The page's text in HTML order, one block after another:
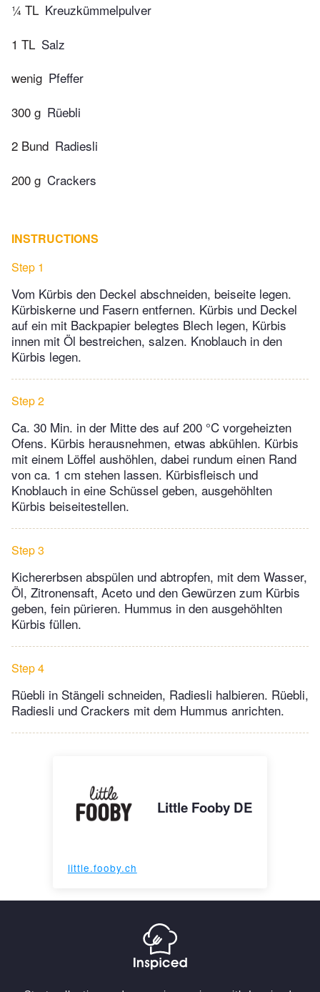
¼ TL Kreuzkümmelpulver
1 TL Salz
wenig Pfeffer
300 g Rüebli
2 Bund Radiesli
200 g Crackers
INSTRUCTIONS
Step 1
Vom Kürbis den Deckel abschneiden, beiseite legen.
Kürbiskerne und Fasern entfernen. Kürbis und Deckel
auf ein mit Backpapier belegtes Blech legen, Kürbis
innen mit Öl bestreichen, salzen. Knoblauch in den
Kürbis legen.
Step 2
Ca. 30 Min. in der Mitte des auf 200 °C vorgeheizten
Ofens. Kürbis herausnehmen, etwas abkühlen. Kürbis
mit einem Löffel aushöhlen, dabei rundum einen Rand
von ca. 1 cm stehen lassen. Kürbisfleisch und
Knoblauch in eine Schüssel geben, ausgehöhlten
Kürbis beiseitestellen.
Step 3
Kichererbsen abspülen und abtropfen, mit dem Wasser,
Öl, Zitronensaft, Aceto und den Gewürzen zum Kürbis
geben, fein pürieren. Hummus in den ausgehöhlten
Kürbis füllen.
Step 4
Rüebli in Stängeli schneiden, Radiesli halbieren. Rüebli,
Radiesli und Crackers mit dem Hummus anrichten.
Little Fooby DE
little.fooby.ch